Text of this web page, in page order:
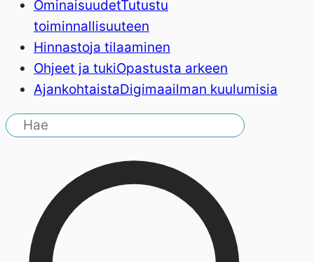
OminaisuudetTutustu
toiminnallisuuteen
Hinnastoja tilaaminen
Ohjeet ja tukiOpastusta arkeen
AjankohtaistaDigimaailman kuulumisia